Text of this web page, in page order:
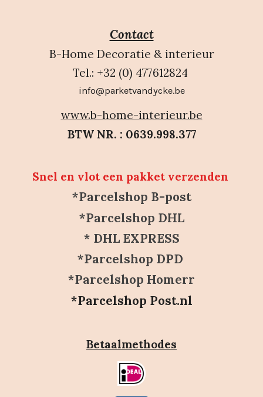
Contact
B-Home Decoratie & interieur
Tel.: +32 (0) 477612824
info@parketvandycke.be
www.b-home-interieur.be
BTW NR. : 0639.998.377
Snel en vlot een pakket verzenden
*Parcelshop B-post
*Parcelshop DHL
* DHL EXPRESS
*Parcelshop DPD
*Parcelshop Homerr
*Parcelshop Post.nl
Betaalmethodes